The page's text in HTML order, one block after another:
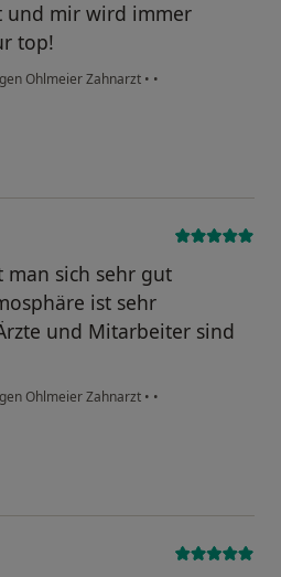
und mir wird immer
top!
Ohlmeier Zahnarzt • •
sich sehr gut
ist sehr
und Mitarbeiter sind
Ohlmeier Zahnarzt • •